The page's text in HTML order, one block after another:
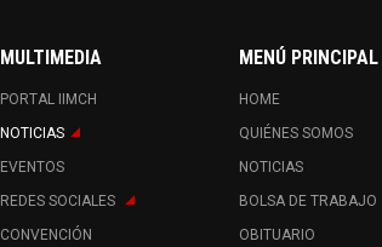
MULTIMEDIA
PORTAL IIMCH
NOTICIAS
EVENTOS
REDES SOCIALES
CONVENCIÓN
MENÚ PRINCIPAL
HOME
QUIÉNES SOMOS
NOTICIAS
BOLSA DE TRABAJO
OBITUARIO